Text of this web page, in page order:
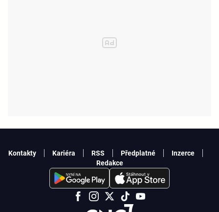
Kontakty Kariéra RSS Předplatné
Inzerce
Redakce